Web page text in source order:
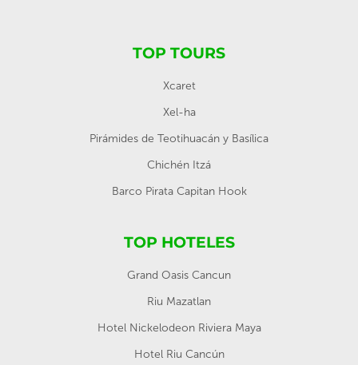
TOP TOURS
Xcaret
Xel-ha
Pirámides de Teotihuacán y Basílica
Chichén Itzá
Barco Pirata Capitan Hook
TOP HOTELES
Grand Oasis Cancun
Riu Mazatlan
Hotel Nickelodeon Riviera Maya
Hotel Riu Cancún